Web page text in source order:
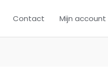
Contact Mijn account